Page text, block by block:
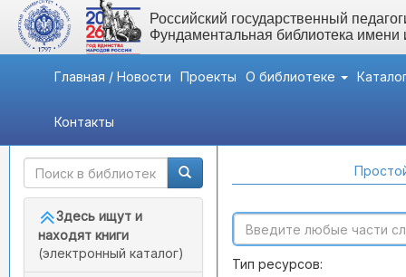
Российский государственный
Фундаментальная библиотека
Главная / Новости Проекты О библиотеке
Контакты
Быстрый доступ
Здесь ищут и
находят книги
(электронный каталог)
Тип ресурсов: